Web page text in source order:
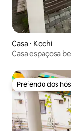
Casa ⋅ Kochi
Casa espaçosa
Preferido dos
Preferido dos